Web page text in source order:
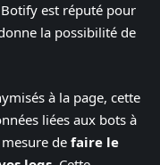
est réputé pour
la possibilité de
à la page, cette
liées aux bots à
de faire le